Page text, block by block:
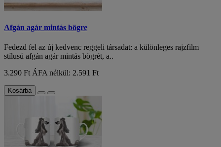
Afgán agár mintás bögre
Fedezd fel az új kedvenc reggeli társadat: a különleges rajzfilm
stílusú afgán agár mintás bögrét, a..
3.290 Ft ÁFA nélkül: 2.591 Ft
Kosárba